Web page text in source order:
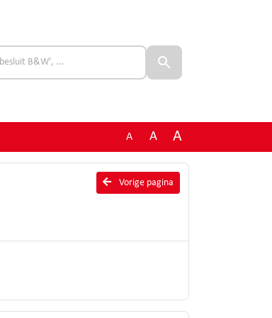
A A A
Vorige pagina